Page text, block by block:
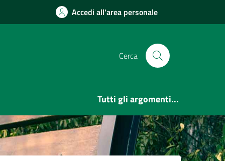
Accedi all'area personale
Cerca
Tutti gli argomenti...